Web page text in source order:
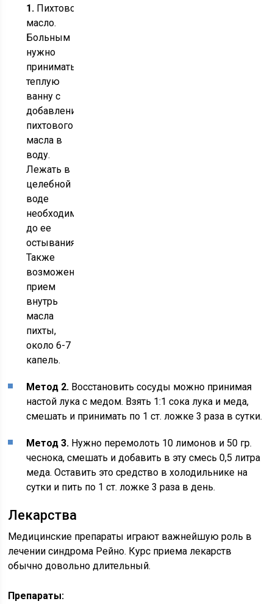
1. Пихтовое
масло.
Больным
нужно
принимать
теплую
ванну с
добавлением
пихтового
масла в
воду.
Лежать в
целебной
воде
необходимо
до ее
остывания.
Также
возможен
прием
внутрь
масла
пихты,
около 6-7
капель.
Метод 2. Восстановить сосуды можно принимая
настой лука с медом. Взять 1:1 сока лука и меда,
смешать и принимать по 1 ст. ложке 3 раза в сутки.
Метод 3. Нужно перемолоть 10 лимонов и 50 гр.
чеснока, смешать и добавить в эту смесь 0,5 литра
меда. Оставить это средство в холодильнике на
сутки и пить по 1 ст. ложке 3 раза в день.
Лекарства
Медицинские препараты играют важнейшую роль в
лечении синдрома Рейно. Курс приема лекарств
обычно довольно длительный.
Препараты: